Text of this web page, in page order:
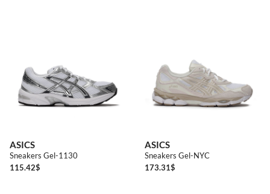
ASICS
Sneakers Gel-1130
115.42$
ASICS
Sneakers Gel-NYC
173.31$